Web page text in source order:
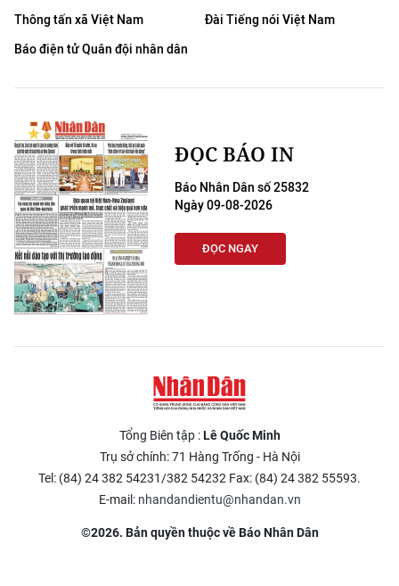
Thông tấn xã Việt Nam
Đài Tiếng nói Việt Nam
Báo điện tử Quân đội nhân dân
ĐỌC BÁO IN
Báo Nhân Dân số 25832
Ngày 09-08-2026
ĐỌC NGAY
Tổng Biên tập :Lê Quốc Minh
Trụ sở chính: 71 Hàng Trống - Hà Nội
Tel: (84) 24 382 54231/382 54232 Fax: (84) 24 382 55593.
E-mail: nhandandientu@nhandan.vn
©2026. Bản quyền thuộc về Báo Nhân Dân